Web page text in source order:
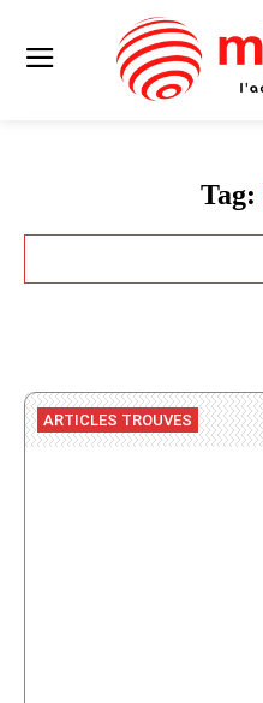
Tag:
ARTICLES TROUVES